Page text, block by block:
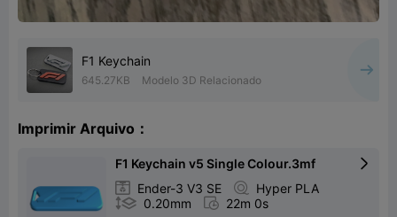
F1 Keychain
645.27KB Modelo 3D Relacionado
Imprimir Arquivo：
F1 Keychain v5 Single Colour.3mf 
 Ender-3 V3 SE  Hyper PLA
 0.20mm  22m 0s